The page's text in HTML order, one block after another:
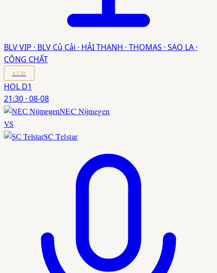
BLV VIP · BLV Củ Cải · HẢI THANH · THOMAS · SAO LA ·
CÔNG CHẤT
XEM
HOL D1
21:30 · 08-08
NEC Nijmegen
VS
SC Telstar